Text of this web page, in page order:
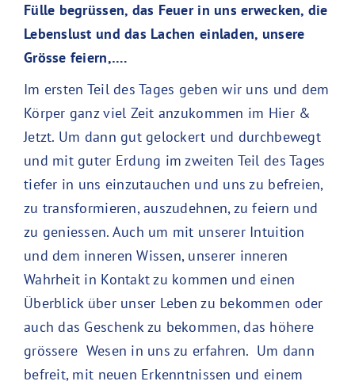
Fülle begrüssen, das Feuer in uns erwecken, die
Lebenslust und das Lachen einladen, unsere
Grösse feiern,….
Im ersten Teil des Tages geben wir uns und dem
Körper ganz viel Zeit anzukommen im Hier &
Jetzt. Um dann gut gelockert und durchbewegt
und mit guter Erdung im zweiten Teil des Tages
tiefer in uns einzutauchen und uns zu befreien,
zu transformieren, auszudehnen, zu feiern und
zu geniessen. Auch um mit unserer Intuition
und dem inneren Wissen, unserer inneren
Wahrheit in Kontakt zu kommen und einen
Überblick über unser Leben zu bekommen oder
auch das Geschenk zu bekommen, das höhere
grössere Wesen in uns zu erfahren. Um dann
befreit, mit neuen Erkenntnissen und einem